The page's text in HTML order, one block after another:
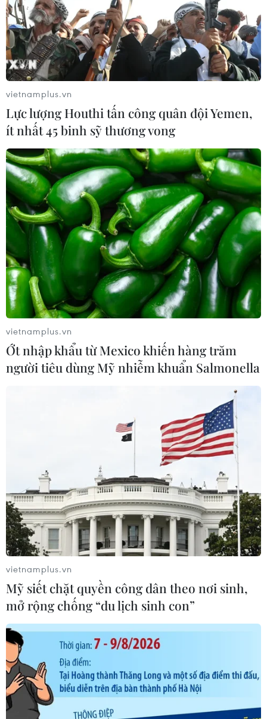
vietnamplus.vn
Lực lượng Houthi tấn công quân đội Yemen,
ít nhất 45 binh sỹ thương vong
vietnamplus.vn
Ớt nhập khẩu từ Mexico khiến hàng trăm
người tiêu dùng Mỹ nhiễm khuẩn Salmonella
vietnamplus.vn
Mỹ siết chặt quyền công dân theo nơi sinh,
mở rộng chống “du lịch sinh con”